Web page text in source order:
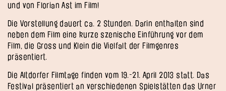
und von Florian Ast im Film!
Die Vorstellung dauert ca. 2 Stunden. Darin enthalten sind
neben dem Film eine kurze szenische Einführung vor dem
Film, die Gross und Klein die Vielfalt der Filmgenres
präsentiert.
Die Altdorfer Filmtage finden vom 19.-21. April 2013 statt. Das
Festival präsentiert an verschiedenen Spielstätten das Urner